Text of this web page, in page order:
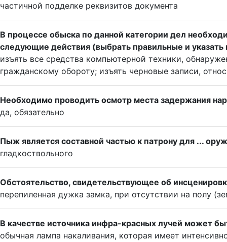
частичной подделке реквизитов документа
В процессе обыска по данной категории дел
следующие действия (выбрать правильные и
изъять все средства компьютерной техники,
гражданскому обороту; изъять черновые записи,
Необходимо проводить осмотр места задержания
да, обязательно
Пыж является составной частью к патрону для ...
гладкоствольного
Обстоятельство, свидетельствующее об
перепиленная дужка замка, при отсутствии на полу
В качестве источника инфра-красных лучей может
обычная лампа накаливания, которая имеет